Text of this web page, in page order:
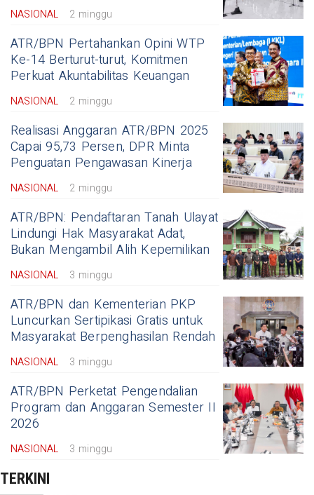
NASIONAL 2 minggu
ATR/BPN Pertahankan Opini WTP
Ke-14 Berturut-turut, Komitmen
Perkuat Akuntabilitas Keuangan
NASIONAL 2 minggu
Realisasi Anggaran ATR/BPN 2025
Capai 95,73 Persen, DPR Minta
Penguatan Pengawasan Kinerja
NASIONAL 2 minggu
ATR/BPN: Pendaftaran Tanah Ulayat
Lindungi Hak Masyarakat Adat,
Bukan Mengambil Alih Kepemilikan
NASIONAL 3 minggu
ATR/BPN dan Kementerian PKP
Luncurkan Sertipikasi Gratis untuk
Masyarakat Berpenghasilan Rendah
NASIONAL 3 minggu
ATR/BPN Perketat Pengendalian
Program dan Anggaran Semester II
2026
NASIONAL 3 minggu
TERKINI